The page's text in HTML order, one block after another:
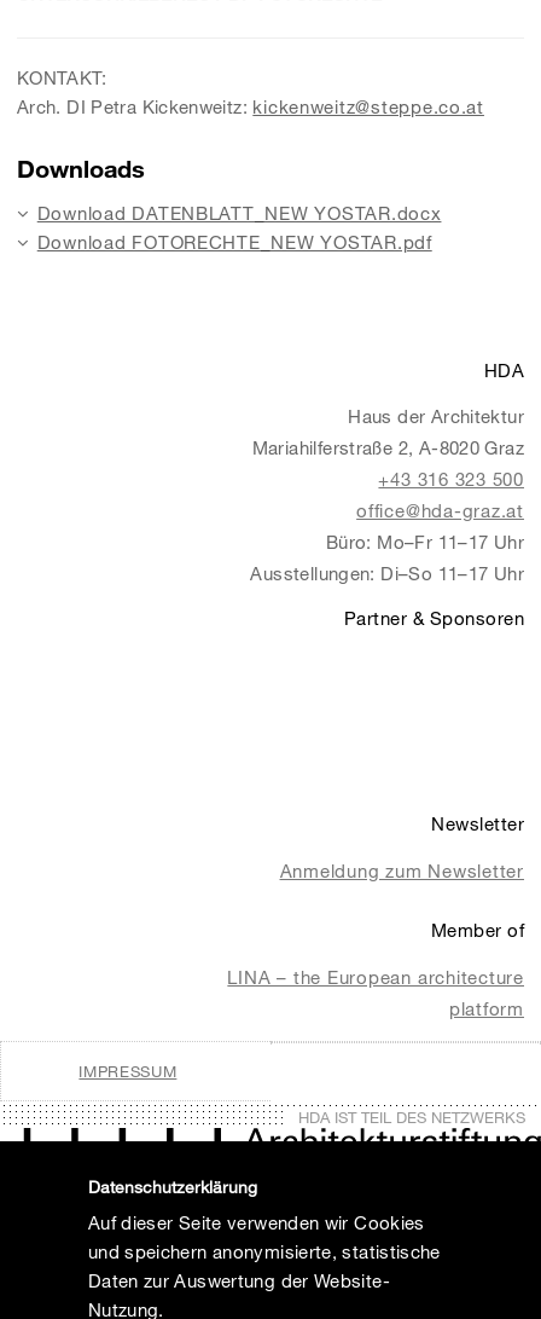
KONTAKT:
Arch. DI Petra Kickenweitz: kickenweitz@steppe.co.at
Downloads
Download DATENBLATT_NEW YOSTAR.docx
Download FOTORECHTE_NEW YOSTAR.pdf
HDA
Haus der Architektur
Mariahilferstraße 2, A-8020 Graz
+43 316 323 500
office@hda-graz.at
Büro: Mo–Fr 11–17 Uhr
Ausstellungen: Di–So 11–17 Uhr
Partner & Sponsoren
Newsletter
Anmeldung zum Newsletter
Member of
LINA – the European architecture
platform
IMPRESSUM
HDA IST TEIL DES NETZWERKS
Datenschutzerklärung
Auf dieser Seite verwenden wir Cookies
und speichern anonymisierte, statistische
Daten zur Auswertung der Website-
Nutzung.